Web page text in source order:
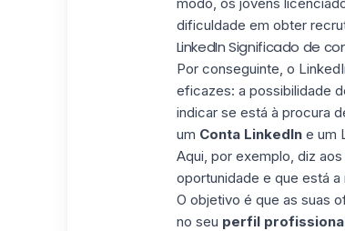
dificuldade em obter
LinkedIn Significado de
Por conseguinte, o
eficazes: a possibilidade
indicar se está à procura
um Conta LinkedIne um
Aqui, por exemplo, diz
oportunidade e que está
O objetivo é que as suas
no seu perfil